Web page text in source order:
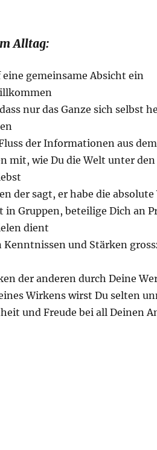
Alltag:
gemeinsame Absicht ein
nur das Ganze sich selbst
der Informationen aus
mit, wie Du die Welt unter
der sagt, er habe die
in Gruppen, beteilige Dich an
dient
Kenntnissen und Stärken
der anderen durch Deine
Wirkens wirst Du selten
und Freude bei all Deinen